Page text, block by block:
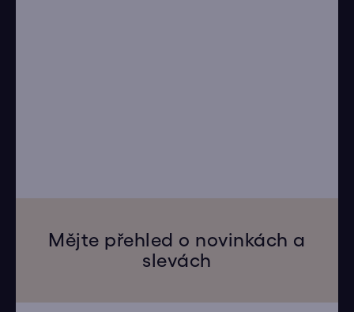
Mějte přehled o novinkách a
slevách